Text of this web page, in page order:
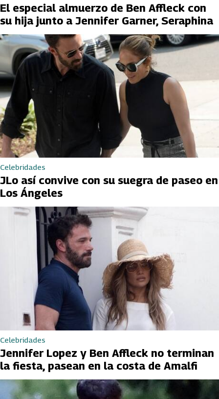
El especial almuerzo de Ben Affleck con
su hija junto a Jennifer Garner, Seraphina
Celebridades
JLo así convive con su suegra de paseo en
Los Ángeles
Celebridades
Jennifer Lopez y Ben Affleck no terminan
la fiesta, pasean en la costa de Amalfi